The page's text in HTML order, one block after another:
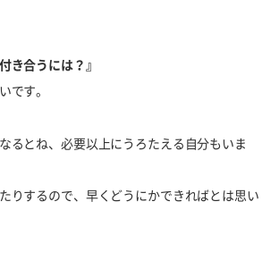
き合うには？』
です。
るとね、必要以上にうろたえる自分もいま
りするので、早くどうにかできればとは思い